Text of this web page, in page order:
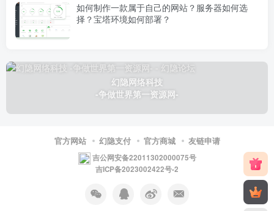
如何制作一款属于自己的网站？服务器如何选
择？宝塔环境如何部署？
幻隐网络科技
-争做世界第一资源网-
官方网站 幻隐支付 官方商城 友链申请
吉公网安备22011302000075号
吉ICP备2023002422号-2